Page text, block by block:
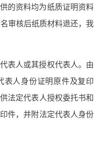
的资料均为纸质证明资料
审核后纸质材料退还，我
表人或其授权代表人。由
表人身份证明原件及复印
法定代表人授权委托书和
件，并附法定代表人身份